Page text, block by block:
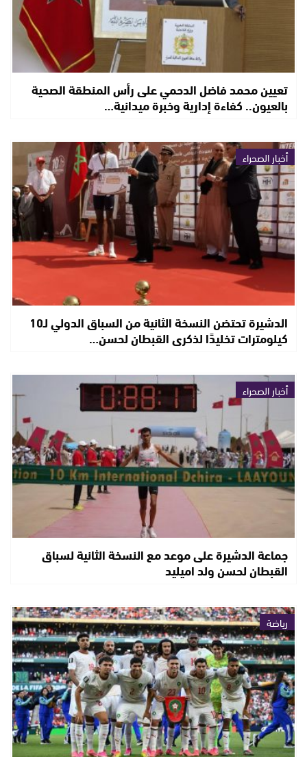
تعيين محمد فاضل الدحمي على رأس المنطقة الصحية
بالعيون.. كفاءة إدارية وخبرة ميدانية…
أخبار الصحراء
الدشيرة تحتضن النسخة الثانية من السباق الدولي لـ10
كيلومترات تخليدًا لذكرى القبطان لحسن…
أخبار الصحراء
جماعة الدشيرة على موعد مع النسخة الثانية لسباق
القبطان لحسن ولد اميليد
رياضة